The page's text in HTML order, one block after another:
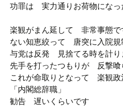
功罪は 実力通りお荷物になっ
楽観がまん延して 非常事態で
ない知恵絞って 唐突に入院規
与党は反発 見捨てる時を計り
先手を打ったつもりが 反撃喰
これが命取りとなって 楽観政
「内閣総辞職」
勧告 遅いくらいです